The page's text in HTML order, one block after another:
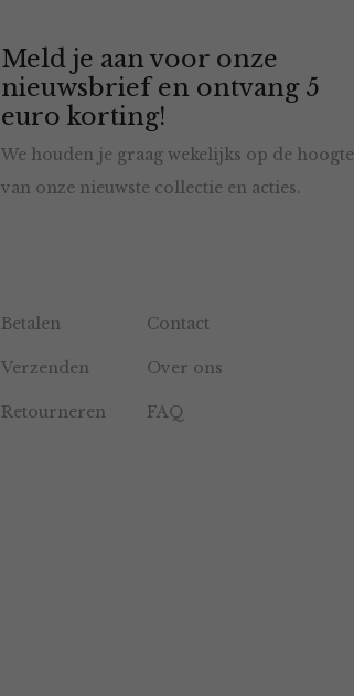
Meld je aan voor onze
nieuwsbrief en ontvang 5
euro korting!
We houden je graag wekelijks op de hoogte
van onze nieuwste collectie en acties.
Betalen Contact
Verzenden Over ons
Retourneren FAQ